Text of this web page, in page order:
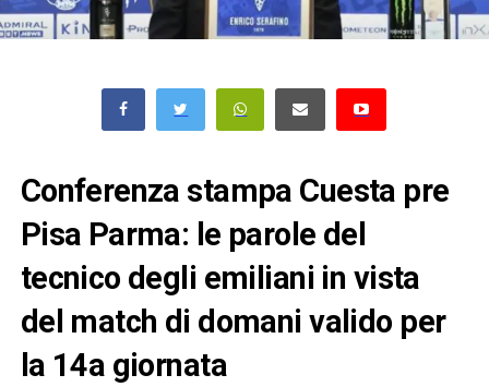
Conferenza stampa Cuesta pre
Pisa Parma: le parole del
tecnico degli emiliani in vista
del match di domani valido per
la 14a giornata